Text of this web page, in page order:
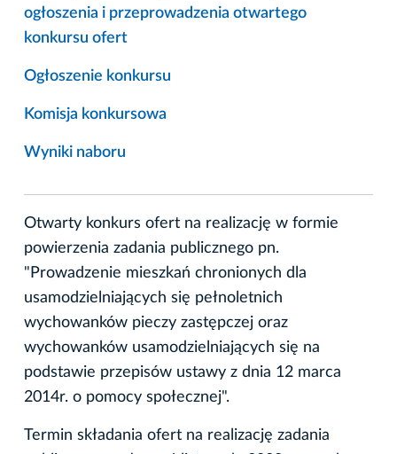
ogłoszenia i przeprowadzenia otwartego
konkursu ofert
Ogłoszenie konkursu
Komisja konkursowa
Wyniki naboru
Otwarty konkurs ofert na realizację w formie
powierzenia zadania publicznego pn.
"Prowadzenie mieszkań chronionych dla
usamodzielniających się pełnoletnich
wychowanków pieczy zastępczej oraz
wychowanków usamodzielniających się na
podstawie przepisów ustawy z dnia 12 marca
2014r. o pomocy społecznej".
Termin składania ofert na realizację zadania